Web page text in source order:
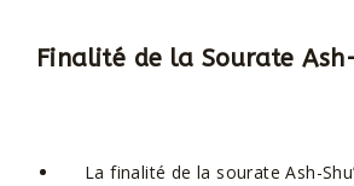
Finalité de la Sourate
La finalité de la sourate Ash-